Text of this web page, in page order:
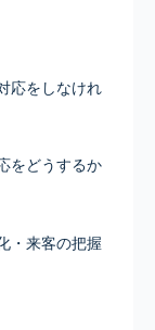
応をしなけれ
をどうするか
・来客の把握